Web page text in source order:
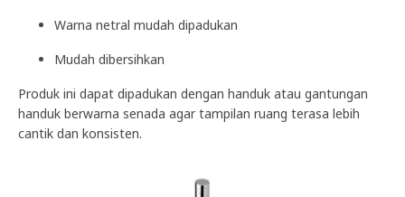
Warna netral mudah dipadukan
Mudah dibersihkan
Produk ini dapat dipadukan dengan handuk atau gantungan
handuk berwarna senada agar tampilan ruang terasa lebih
cantik dan konsisten.